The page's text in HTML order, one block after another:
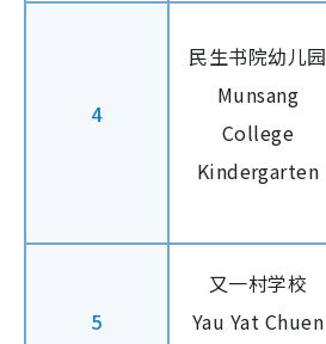
4
民生书院幼儿园
Munsang
College
Kindergarten
5
又一村学校
Yau Yat Chuen